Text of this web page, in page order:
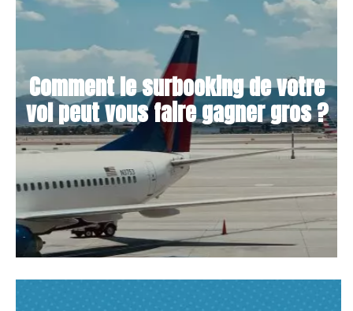
Comment le surbooking de votre
vol peut vous faire gagner gros ?